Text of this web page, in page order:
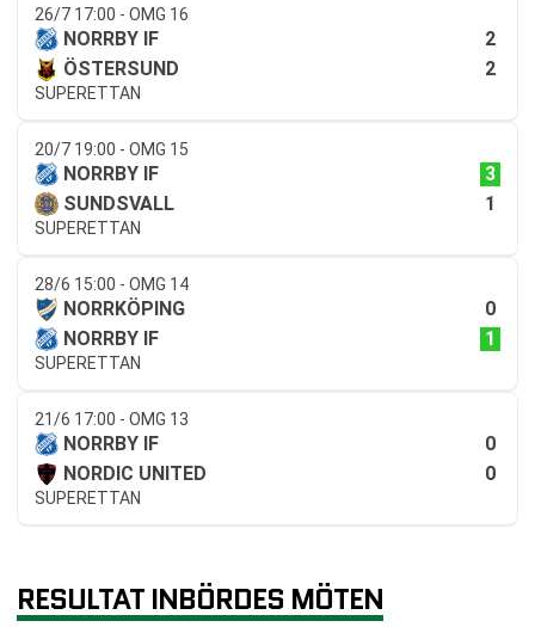
26/7 17:00 - OMG 16
NORRBY IF
2
ÖSTERSUND
2
SUPERETTAN
20/7 19:00 - OMG 15
NORRBY IF
3
SUNDSVALL
1
SUPERETTAN
28/6 15:00 - OMG 14
NORRKÖPING
0
NORRBY IF
1
SUPERETTAN
21/6 17:00 - OMG 13
NORRBY IF
0
NORDIC UNITED
0
SUPERETTAN
RESULTAT INBÖRDES MÖTEN